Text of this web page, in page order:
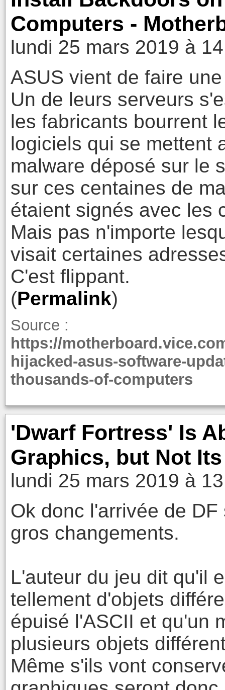
Computers -
lundi 25 mars 2019 à
ASUS vient de faire
Un de leurs serveurs
les fabricants bourrent
logiciels qui se mettent
malware déposé sur le
sur ces centaines de
étaient signés avec les
Mais pas n'importe
visait certaines
C'est flippant.
(Permalink)
Source :
https://
hijacked-asus-software-
thousands-of-computers
'Dwarf Fortress' Is
Graphics, but Not
lundi 25 mars 2019 à
Ok donc l'arrivée de
gros changements.
L'auteur du jeu dit qu'il
tellement d'objets
épuisé l'ASCII et qu'un
plusieurs objets
Même s'ils vont